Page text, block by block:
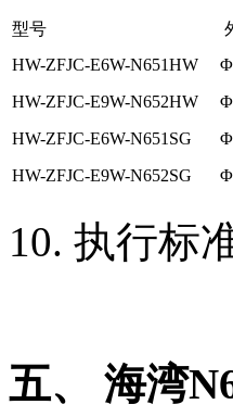
型号
HW-ZFJC-E6W-N651HW
HW-ZFJC-E9W-N652HW
HW-ZFJC-E6W-N651SG
HW-ZFJC-E9W-N652SG
10. 执行标
五、 海湾